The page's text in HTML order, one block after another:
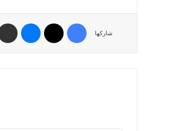
شاركها